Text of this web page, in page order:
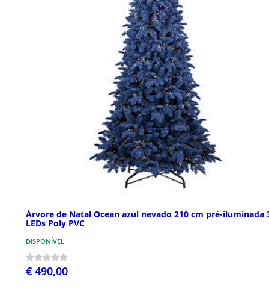
Árvore de Natal Ocean azul nevado 210 cm pré-iluminada
LEDs Poly PVC
DISPONÍVEL
€ 490,00